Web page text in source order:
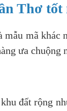
Thơ tốt
mã khác
ưa chuộng
đất rộng